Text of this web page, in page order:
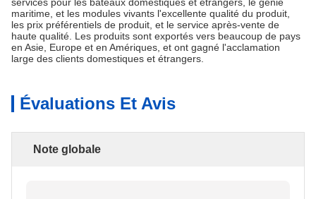
maritime, et les modules vivants l'excellente qualité du produit,
les prix préférentiels de produit, et le service après-vente de
haute qualité. Les produits sont exportés vers beaucoup de pays
en Asie, Europe et en Amériques, et ont gagné l'acclamation
large des clients domestiques et étrangers.
Évaluations Et Avis
Note globale